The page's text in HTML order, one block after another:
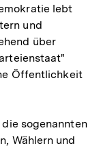
lebt
und
über
Öffentlichkeit
sogenannten
Wählern und